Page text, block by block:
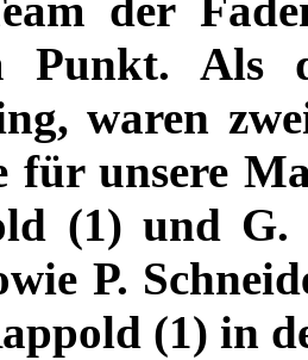
der
Punkt. Als
waren
für unsere
(1) und
P.
(1) in